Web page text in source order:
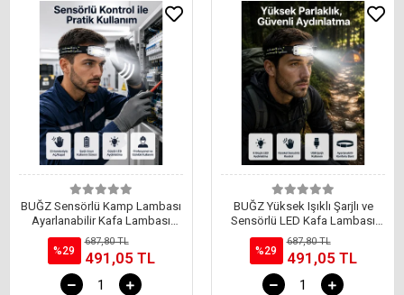
BUĞZ Sensörlü Kamp Lambası
Ayarlanabilir Kafa Lambası
Kafa Bantlı
%29
687,80 TL
491,05 TL
BUĞZ Yüksek Işıklı Şarjlı ve
Sensörlü LED Kafa Lambası
Kamp Lambası
%29
687,80 TL
491,05 TL